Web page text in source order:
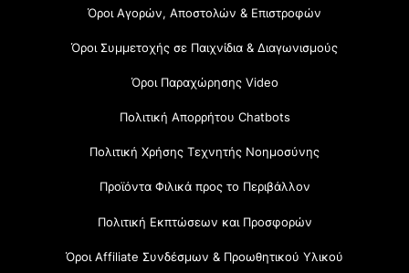
Όροι Αγορών, Αποστολών & Επιστροφών
Όροι Συμμετοχής σε Παιχνίδια & Διαγωνισμούς
Όροι Παραχώρησης Video
Πολιτική Απορρήτου Chatbots
Πολιτική Χρήσης Τεχνητής Νοημοσύνης
Προϊόντα Φιλικά προς το Περιβάλλον
Πολιτική Εκπτώσεων και Προσφορών
Όροι Affiliate Συνδέσμων & Προωθητικού Υλικού